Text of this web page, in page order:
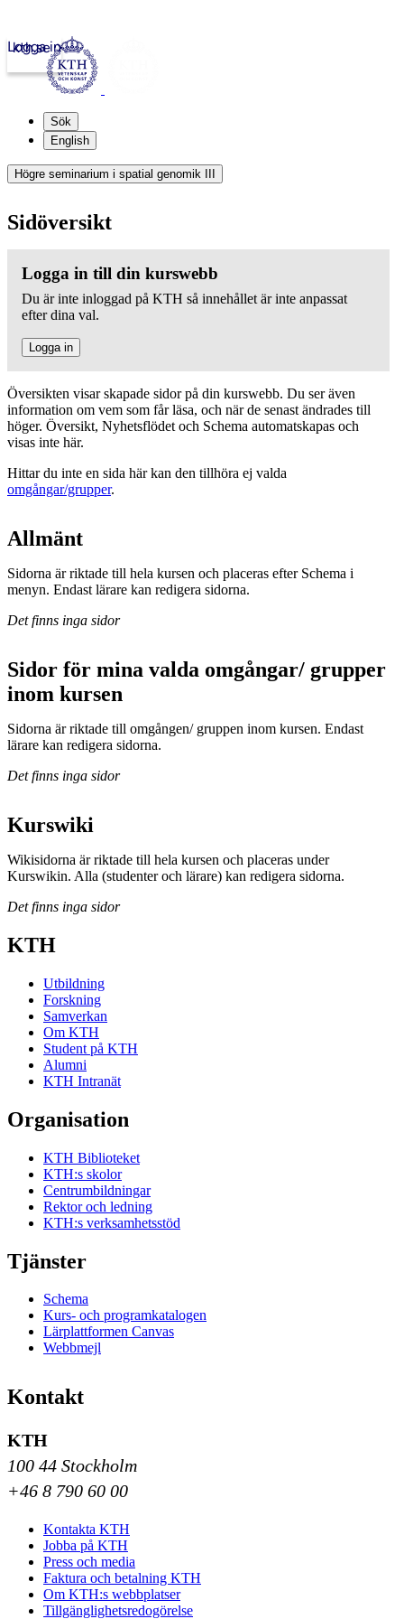
kth.se
Logga in
Sök
English
Högre seminarium i spatial genomik III
Sidöversikt
Logga in till din kurswebb
Du är inte inloggad på KTH så innehållet är inte anpassat
efter dina val.
Logga in
Översikten visar skapade sidor på din kurswebb. Du ser även
information om vem som får läsa, och när de senast ändrades till
höger. Översikt, Nyhetsflödet och Schema automatskapas och
visas inte här.
Hittar du inte en sida här kan den tillhöra ej valda
omgångar/grupper.
Allmänt
Sidorna är riktade till hela kursen och placeras efter Schema i
menyn. Endast lärare kan redigera sidorna.
Det finns inga sidor
Sidor för mina valda omgångar/ grupper
inom kursen
Sidorna är riktade till omgången/ gruppen inom kursen. Endast
lärare kan redigera sidorna.
Det finns inga sidor
Kurswiki
Wikisidorna är riktade till hela kursen och placeras under
Kurswikin. Alla (studenter och lärare) kan redigera sidorna.
Det finns inga sidor
KTH
Utbildning
Forskning
Samverkan
Om KTH
Student på KTH
Alumni
KTH Intranät
Organisation
KTH Biblioteket
KTH:s skolor
Centrumbildningar
Rektor och ledning
KTH:s verksamhetsstöd
Tjänster
Schema
Kurs- och programkatalogen
Lärplattformen Canvas
Webbmejl
Kontakt
KTH
100 44 Stockholm
+46 8 790 60 00
Kontakta KTH
Jobba på KTH
Press och media
Faktura och betalning KTH
Om KTH:s webbplatser
Tillgänglighetsredogörelse